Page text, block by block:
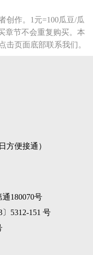
创作。1元=100瓜豆/瓜
章节不会重复购买。本
击页面底部联系我们。
方便接通）
180070号
5312-151 号